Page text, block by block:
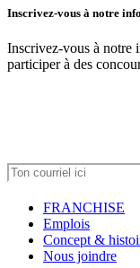
Inscrivez-vous à notre
Inscrivez-vous à notre
participer à des
FRANCHISE
Emplois
Concept &
Nous joindre